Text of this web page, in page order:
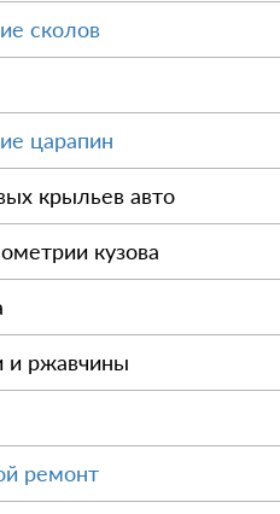
сколов
царапин
крыльев авто
кузова
и ржавчины
ремонт